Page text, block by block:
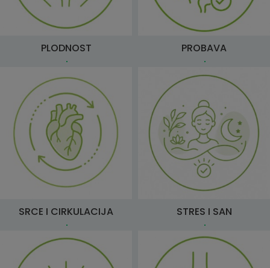
PLODNOST PROBAVA
SRCE I CIRKULACIJA STRES I SAN